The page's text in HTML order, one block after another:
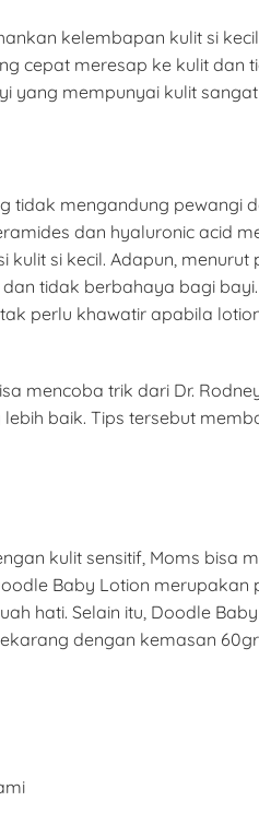
kelembapan kulit si
cepat meresap ke kulit dan
mempunyai kulit
mengandung pewangi
dan hyaluronic acid
si kecil. Adapun,
tidak berbahaya bagi
perlu khawatir apabila
mencoba trik dari Dr.
baik. Tips tersebut
kulit sensitif, Moms bisa
Baby Lotion
hati. Selain itu, Doodle
dengan kemasan